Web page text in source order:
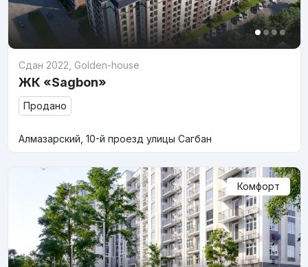
Сдан 2022 Golden-house
ЖК «Sagbon»
Продано
Алмазарский, 10-й проезд улицы Сагбан
Комфорт